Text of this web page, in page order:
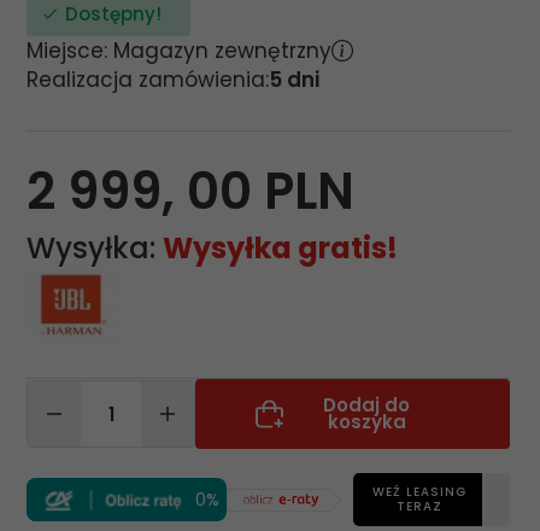
Dostępny!
Miejsce: Magazyn zewnętrzny
Realizacja zamówienia:5 dni
2 999, 00 PLN
Wysyłka: Wysyłka gratis!
Dodaj do
koszyka
0%
WEŹ LEASING
TERAZ